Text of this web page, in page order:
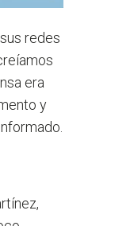
redes
era
y